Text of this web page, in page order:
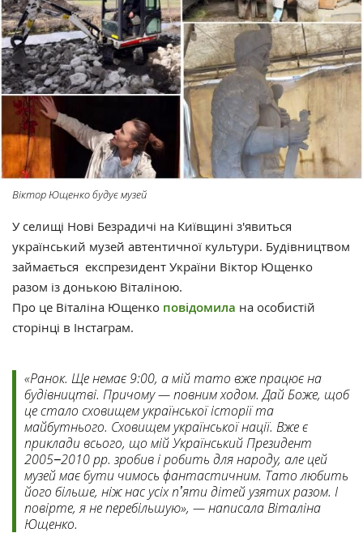
Віктор Ющенко будує музей
У селищі Нові Безрадичі на Київщині з'явиться
український музей автентичної культури. Будівництвом
займається експрезидент України Віктор Ющенко
разом із донькою Віталіною.
Про це Віталіна Ющенко повідомила на особистій
сторінці в Інстаграм.
«Ранок. Ще немає 9:00, а мій тато вже працює на
будівництві. Причому — повним ходом. Дай Боже, щоб
це стало сховищем української історії та
майбутнього. Сховищем української нації. Вже є
приклади всього, що мій Український Президент
2005−2010 рр. зробив і робить для народу, але цей
музей має бути чимось фантастичним. Тато любить
його більше, ніж нас усіх пʼяти дітей узятих разом. І
повірте, я не перебільшую», — написала Віталіна
Ющенко.